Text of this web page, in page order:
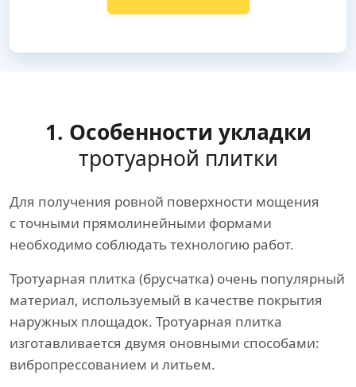
1. Особенности укладки
тротуарной плитки
Для получения ровной поверхности мощения
с точными прямолинейными формами
необходимо соблюдать технологию работ.
Тротуарная плитка (брусчатка) очень популярный
материал, используемый в качестве покрытия
наружных площадок. Тротуарная плитка
изготавливается двумя оновными способами:
вибропрессованием и литьем.